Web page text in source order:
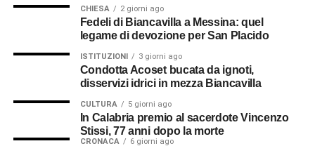
CHIESA 2 giorni ago
Fedeli di Biancavilla a Messina: quel
legame di devozione per San Placido
ISTITUZIONI 3 giorni ago
Condotta Acoset bucata da ignoti,
disservizi idrici in mezza Biancavilla
CULTURA 5 giorni ago
In Calabria premio al sacerdote Vincenzo
Stissi, 77 anni dopo la morte
CRONACA 6 giorni ago